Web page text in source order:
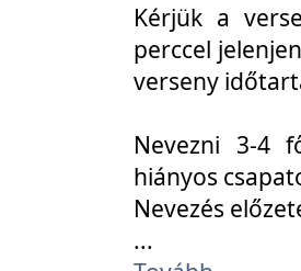
Kérjük a
perccel
verseny
Nevezni 3-4
hiányos
Nevezés
...